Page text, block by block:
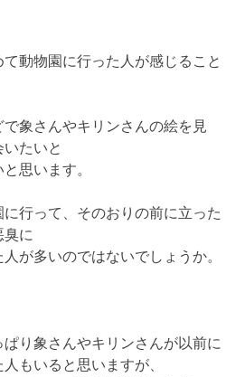
動物園に行った人が感じること
象さんやキリンさんの絵を見
たいと
思います。
行って、そのおりの前に立った
臭に
が多いのではないでしょうか。
ぱり象さんやキリンさんが以前に
もいると思いますが、